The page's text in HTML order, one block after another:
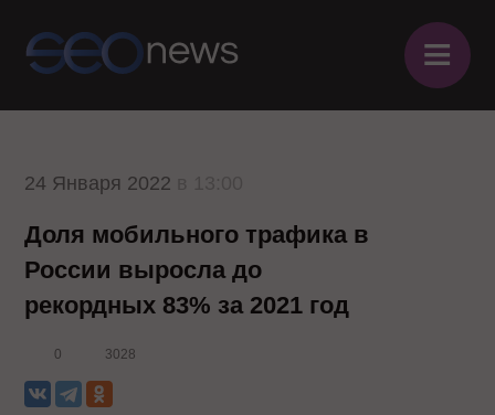
≡
24 Января 2022
Доля мобильного трафика в
России выросла до
рекордных 83% за 2021 год
0 3028